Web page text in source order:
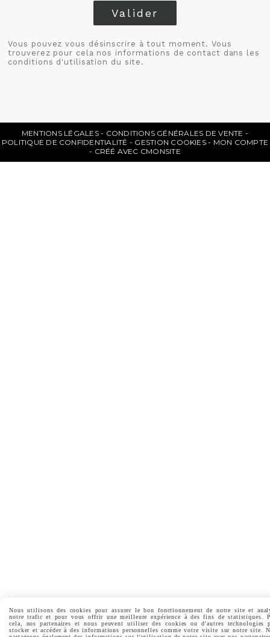
Valider
Vous pouvez vous désinscrire à tout moment. Vous
trouverez pour cela nos informations de contact dans les
conditions d'utilisation du site.
MENTIONS LÉGALES
CONDITIONS GÉNÉRALES DE VENTE
POLITIQUE DE CONFIDENTIALITÉ
GESTION COOKIES
MON COMPTE
CRÉÉ AVEC CMONSITE
Nous utilisons des cookies pour assurer le bon fonctionnement de notre site et
notre trafic et pour vous offrir une meilleure expérience à des fins de statistiques.
cela, nos partenaires et nous peuvent utiliser des cookies ou d'autres technologies
stocker et accéder à des informations personnelles comme votre visite sur notre site.